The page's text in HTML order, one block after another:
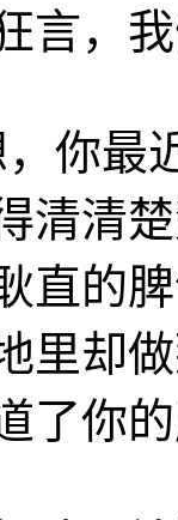
言，
，你最
清清
直的
里却
了你